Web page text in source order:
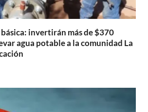
invertirán más de $370
agua potable a la comunidad La